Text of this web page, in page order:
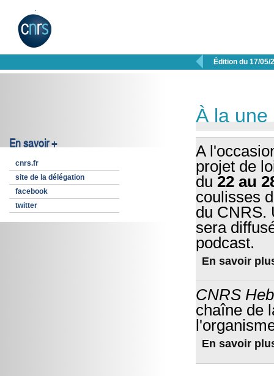
 Édition du 17/05/
En savoir +
cnrs.fr
site de la délégation
facebook
twitter
À la une
A
projet de
du 22 au
coulisses
du CNRS.
sera
podcast.
En savoir
CNRS
chaîne de
En savoir